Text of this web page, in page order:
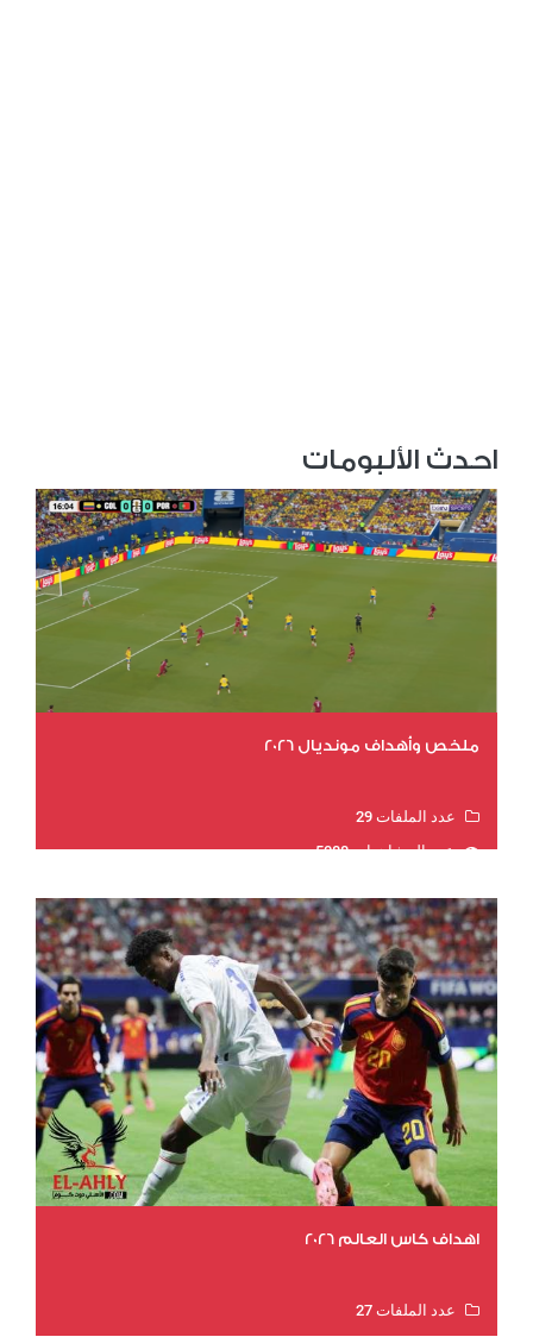
احدث الألبومات
ملخص وأهداف مونديال 2026
عدد الملفات 29
عدد المشاهدات 5088
اهداف كاس العالم 2026
عدد الملفات 27